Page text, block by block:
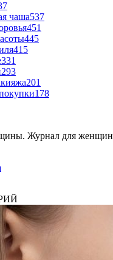
чаша537
451
445
415
331
293
201
178
Журнал для женщин